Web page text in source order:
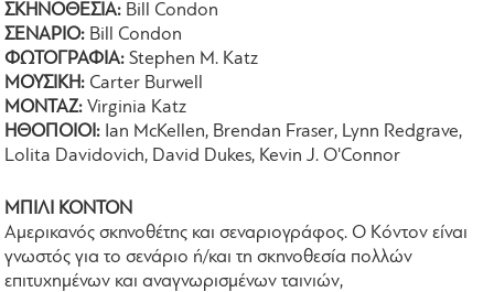
ΣΚΗΝΟΘΕΣΙΑ: Bill Condon
ΣΕΝΑΡΙΟ: Bill Condon
ΦΩΤΟΓΡΑΦΙΑ: Stephen M. Katz
ΜΟΥΣΙΚΗ: Carter Burwell
ΜΟΝΤΑΖ: Virginia Katz
ΗΘΟΠΟΙΟΙ: Ian McKellen, Brendan Fraser, Lynn Redgrave,
Lolita Davidovich, David Dukes, Kevin J. O'Connor
ΜΠΙΛΙ ΚΟΝΤΟΝ
Αμερικανός σκηνοθέτης και σεναριογράφος. Ο Κόντον είναι
γνωστός για το σενάριο ή/και τη σκηνοθεσία πολλών
επιτυχημένων και αναγνωρισμένων ταινιών,